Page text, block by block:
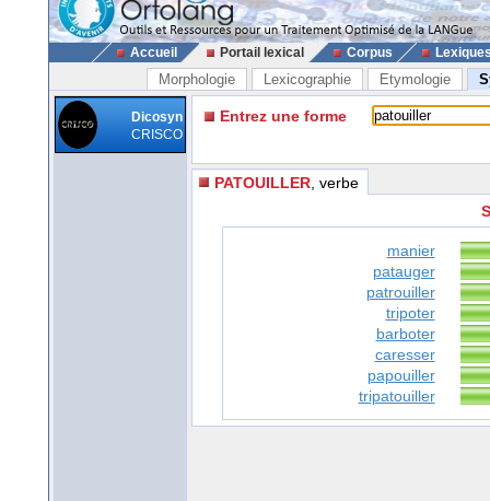
Accueil Portail lexical Corpus
Morphologie Lexicographie Etymologie
Dicosyn
CRISCO
Entrez une forme
PATOUILLER , verbe
manier
patauger
patrouiller
tripoter
barboter
caresser
papouiller
tripatouiller